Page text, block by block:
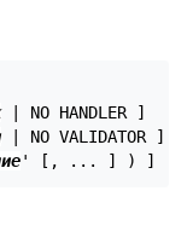
| NO HANDLER ]
| NO VALIDATOR ]
' [, ... ] ) ]